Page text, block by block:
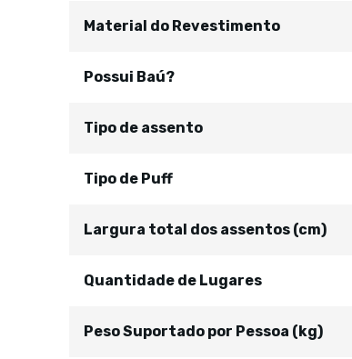
Material do Revestimento
Possui Baú?
Tipo de assento
Tipo de Puff
Largura total dos assentos (cm)
Quantidade de Lugares
Peso Suportado por Pessoa (kg)